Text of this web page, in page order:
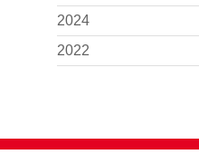
2024
2022